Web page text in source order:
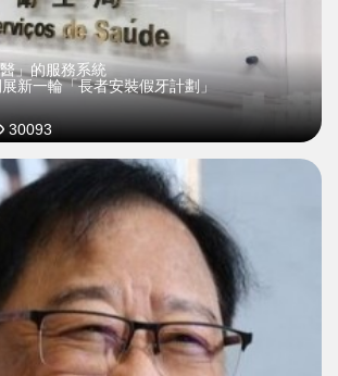
」的服務系統
新一輪「長者安裝假牙計劃」
30093